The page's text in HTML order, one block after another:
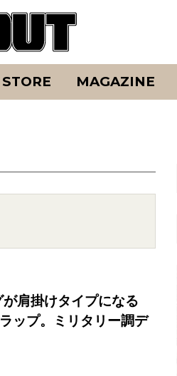
STORE MAGAZINE
肩掛けタイプになる
ップ。ミリタリー調デ